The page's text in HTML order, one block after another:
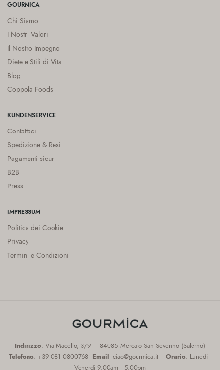
GOURMICA
Chi Siamo
I Nostri Valori
Il Nostro Impegno
Diete e Stili di Vita
Blog
Coppola Foods
KUNDENSERVICE
Contattaci
Spedizione & Resi
Pagamenti sicuri
B2B
Press
IMPRESSUM
Politica dei Cookie
Privacy
Termini e Condizioni
Indirizzo: Via Macello, 3/9 – 84085 Mercato San Severino (Salerno)
Telefono: +39 081 0800768 Email: ciao@gourmica.itOrario: Lunedi -
Venerdì 9:00am - 5:00pm